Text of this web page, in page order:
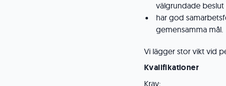
välgrundade
har god
gemensamma mål.
Vi lägger stor vikt vid
Kvalifikationer
Krav: